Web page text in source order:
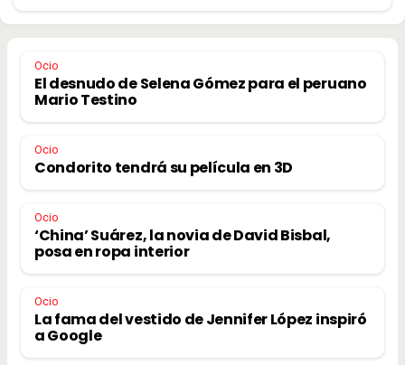
Ocio
El desnudo de Selena Gómez para el peruano
Mario Testino
Ocio
Condorito tendrá su película en 3D
Ocio
‘China’ Suárez, la novia de David Bisbal,
posa en ropa interior
Ocio
La fama del vestido de Jennifer López inspiró
a Google